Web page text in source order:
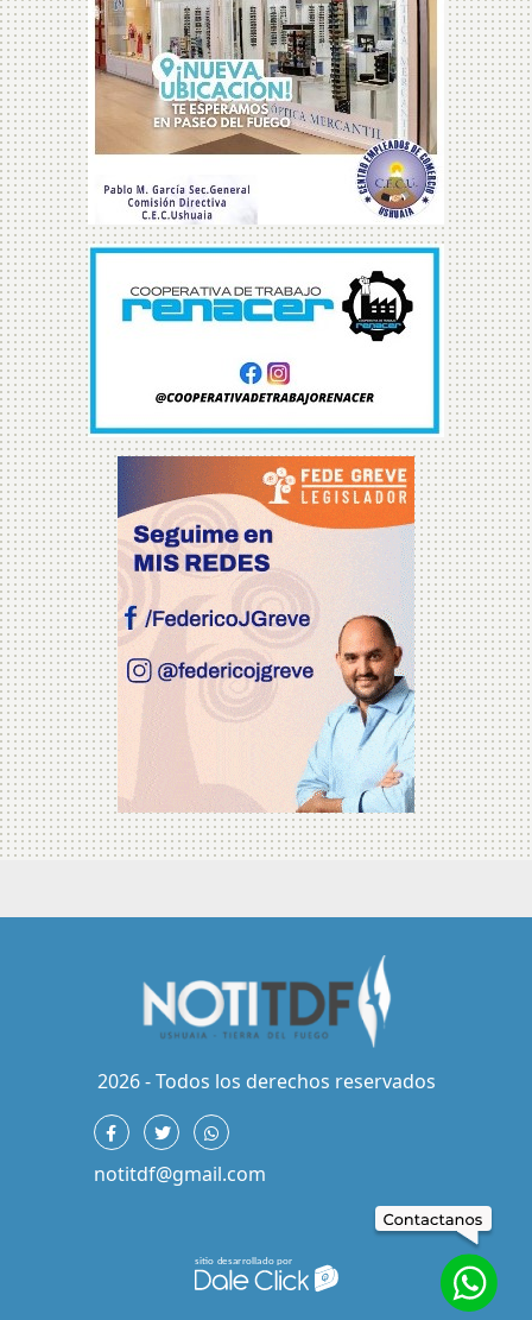
2026 - Todos los derechos reservados
notitdf@gmail.com